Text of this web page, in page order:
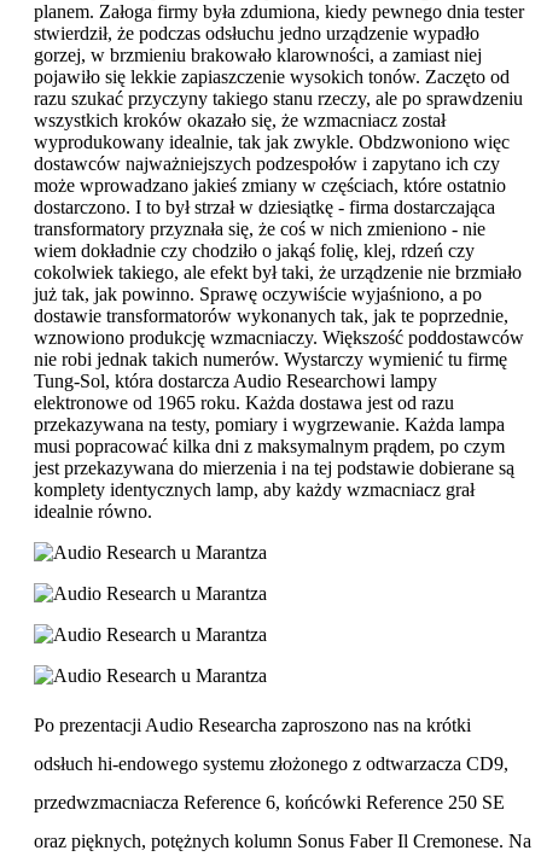
planem. Załoga firmy była zdumiona, kiedy pewnego dnia tester
stwierdził, że podczas odsłuchu jedno urządzenie wypadło
gorzej, w brzmieniu brakowało klarowności, a zamiast niej
pojawiło się lekkie zapiaszczenie wysokich tonów. Zaczęto od
razu szukać przyczyny takiego stanu rzeczy, ale po sprawdzeniu
wszystkich kroków okazało się, że wzmacniacz został
wyprodukowany idealnie, tak jak zwykle. Obdzwoniono więc
dostawców najważniejszych podzespołów i zapytano ich czy
może wprowadzano jakieś zmiany w częściach, które ostatnio
dostarczono. I to był strzał w dziesiątkę - firma dostarczająca
transformatory przyznała się, że coś w nich zmieniono - nie
wiem dokładnie czy chodziło o jakąś folię, klej, rdzeń czy
cokolwiek takiego, ale efekt był taki, że urządzenie nie brzmiało
już tak, jak powinno. Sprawę oczywiście wyjaśniono, a po
dostawie transformatorów wykonanych tak, jak te poprzednie,
wznowiono produkcję wzmacniaczy. Większość poddostawców
nie robi jednak takich numerów. Wystarczy wymienić tu firmę
Tung-Sol, która dostarcza Audio Researchowi lampy
elektronowe od 1965 roku. Każda dostawa jest od razu
przekazywana na testy, pomiary i wygrzewanie. Każda lampa
musi popracować kilka dni z maksymalnym prądem, po czym
jest przekazywana do mierzenia i na tej podstawie dobierane są
komplety identycznych lamp, aby każdy wzmacniacz grał
idealnie równo.
Po prezentacji Audio Researcha zaproszono nas na krótki
odsłuch hi-endowego systemu złożonego z odtwarzacza CD9,
przedwzmacniacza Reference 6, końcówki Reference 250 SE
oraz pięknych, potężnych kolumn Sonus Faber Il Cremonese. Na